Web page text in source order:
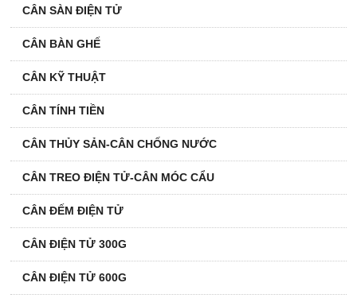
CÂN SÀN ĐIỆN TỬ
CÂN BÀN GHẾ
CÂN KỸ THUẬT
CÂN TÍNH TIỀN
CÂN THỦY SẢN-CÂN CHỐNG NƯỚC
CÂN TREO ĐIỆN TỬ-CÂN MÓC CẨU
CÂN ĐẾM ĐIỆN TỬ
CÂN ĐIỆN TỬ 300G
CÂN ĐIỆN TỬ 600G